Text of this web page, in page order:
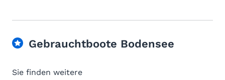
Gebrauchtboote Bodensee
Sie finden weitere